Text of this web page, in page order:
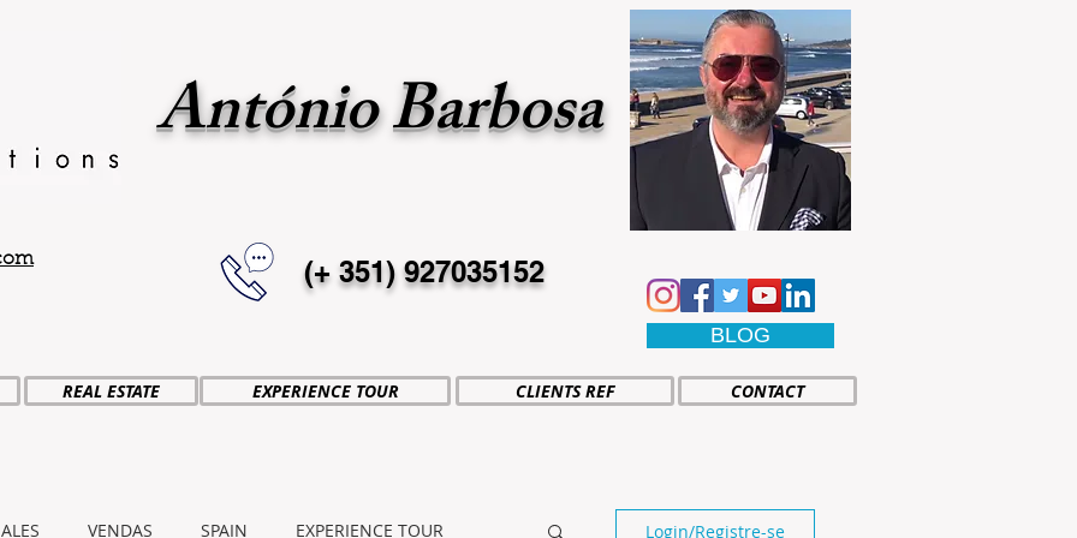
António Barbosa
(+ 351)927035152
BLOG
REAL ESTATE EXPERIENCE TOUR CLIENTS REF CONTACT
VENDAS SPAIN EXPERIENCE TOUR Login/Registre-se